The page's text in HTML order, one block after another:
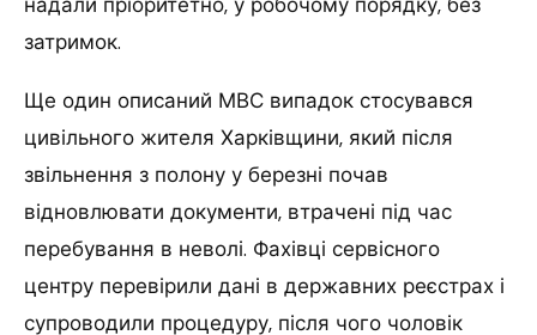
надали пріоритетно, у робочому порядку, без
затримок.
Ще один описаний МВС випадок стосувався
цивільного жителя Харківщини, який після
звільнення з полону у березні почав
відновлювати документи, втрачені під час
перебування в неволі. Фахівці сервісного
центру перевірили дані в державних реєстрах і
супроводили процедуру, після чого чоловік